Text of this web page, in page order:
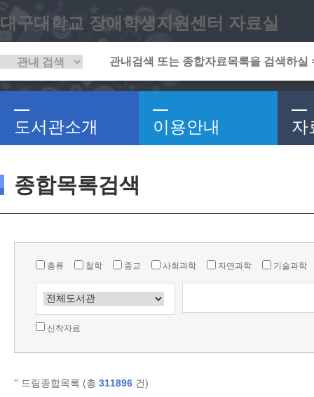
대구대학교 장애학생지원센터 자료실
도서관소개 이용안내 자
종합목록검색
총류 철학 종교 사회과학 자연과학 기술과학
신착자료
'' 드림종합목록 (총 311896 건)